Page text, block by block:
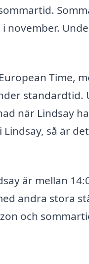
november.
Time,
standardtid.
när Lindsay
så är
är mellan
andra stora
och